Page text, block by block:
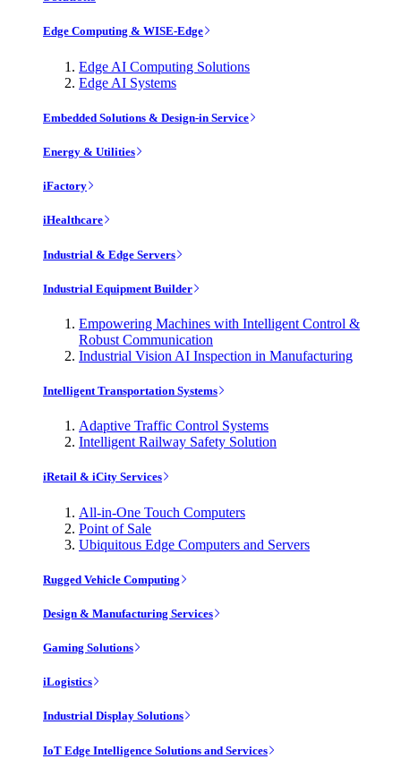
Edge Computing & WISE-Edge
Edge AI Computing Solutions
Edge AI Systems
Embedded Solutions & Design-in Service
Energy & Utilities
iFactory
iHealthcare
Industrial & Edge Servers
Industrial Equipment Builder
Empowering Machines with Intelligent Control &
Robust Communication
Industrial Vision AI Inspection in Manufacturing
Intelligent Transportation Systems
Adaptive Traffic Control Systems
Intelligent Railway Safety Solution
iRetail & iCity Services
All-in-One Touch Computers
Point of Sale
Ubiquitous Edge Computers and Servers
Rugged Vehicle Computing
Design & Manufacturing Services
Gaming Solutions
iLogistics
Industrial Display Solutions
IoT Edge Intelligence Solutions and Services